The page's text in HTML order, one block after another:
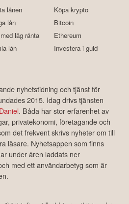
lånen
lån
låg ränta
lån
Köpa krypto
Bitcoin
Ethereum
Investera i guld
nyhetstidning och tjänst för
2015. Idag drivs tjänsten
Daniel. Båda har stor erfarenhet av
privatekonomi, företagande och
det frekvent skrivs nyheter om till
läsare. Nyhetsappen som finns
under åren laddats ner
med ett användarbetyg som är